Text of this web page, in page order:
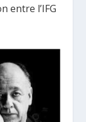
entre l’IFG